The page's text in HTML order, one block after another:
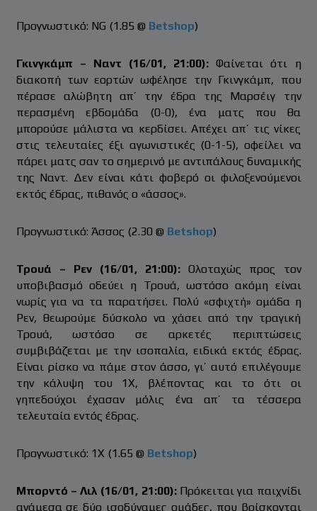
Προγνωστικό: NG (1.85 @ Betshop)
Γκινγκάμπ – Ναντ (16/01, 21:00): Φαίνεται ότι η
διακοπή των εορτών ωφέλησε την Γκινγκάμπ, που
πέρασε αλώβητη απ’ την έδρα της Μαρσέιγ την
περασμένη εβδομάδα (0-0), ένα ματς που θα
μπορούσε μάλιστα να κερδίσει. Απέχει απ’ τις νίκες
στις τελευταίες έξι αγωνιστικές (0-1-5), οφείλει να
πάρει ματς σαν το σημερινό με αντιπάλους δυναμικής
της Ναντ. Δεν είναι κάτι φοβερό οι φιλοξενούμενοι
εκτός έδρας, πιθανός ο «άσσος».
Προγνωστικό: Άσσος (2.30 @ Betshop)
Τρουά – Ρεν (16/01, 21:00): Ολοταχώς προς τον
υποβιβασμό οδεύει η Τρουά, ωστόσο ακόμη είναι
νωρίς για να τα παρατήσει. Πολύ «σφιχτή» ομάδα η
Ρεν, θεωρούμε δύσκολο να χάσει από την τραγική
Τρουά, ωστόσο σε αρκετές περιπτώσεις
συμβιβάζεται με την ισοπαλία, ειδικά εκτός έδρας.
Είναι ρίσκο να πάμε στον άσσο, γι’ αυτό επιλέγουμε
την κάλυψη του 1Χ, βλέποντας και το ότι οι
γηπεδούχοι έχασαν μόλις ένα απ’ τα τέσσερα
τελευταία εντός έδρας.
Προγνωστικό: 1Χ (1.65 @ Betshop)
Μπορντό – Λιλ (16/01, 21:00):Πρόκειται για παιχνίδι
ανάμεσα σε δύο ισοδύναμες ομάδες, που βρίσκονται